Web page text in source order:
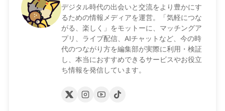
デジタル時代の出会いと交流をより豊かにす
るための情報メディアを運営。「気軽につな
がる、楽しく」をモットーに、マッチングア
プリ、ライブ配信、AIチャットなど、今の時
代のつながり方を編集部が実際に利用・検証
し、本当におすすめできるサービスやお役立
ち情報を発信しています。